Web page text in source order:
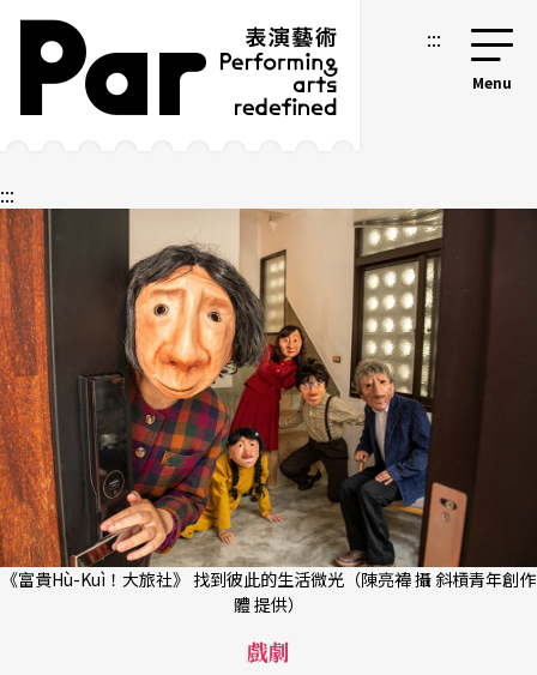
跳到主要內容區塊
網站導覽 :::
:::
《富貴Hù-Kuì！大旅社》 找到彼此的生活微光（陳亮禕 攝 斜槓青年創作
體 提供）
戲劇